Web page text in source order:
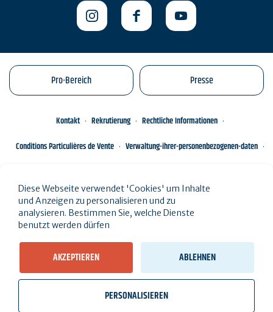
Pro-Bereich Presse
Kontakt Rekrutierung
Rechtliche Informationen
Conditions Particulières de Vente
Verwaltung-ihrer-personenbezogenen-daten
Diese Webseite verwendet 'Cookies' um Inhalte
und Anzeigen zu personalisieren und zu
analysieren. Bestimmen Sie, welche Dienste
benutzt werden dürfen
AKZEPTIEREN ABLEHNEN
PERSONALISIEREN